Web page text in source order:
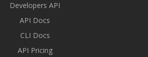
Developers API
API Docs
CLI Docs
API Pricing